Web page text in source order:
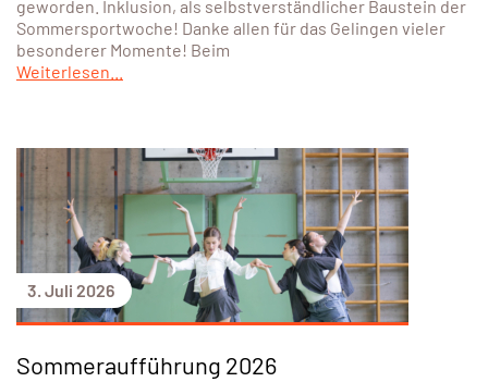
geworden. Inklusion, als selbstverständlicher Baustein der
Sommersportwoche! Danke allen für das Gelingen vieler
besonderer Momente! Beim
Weiterlesen...
3. Juli 2026
Sommeraufführung 2026